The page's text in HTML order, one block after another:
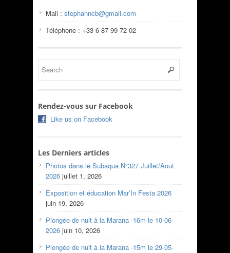
Mail : stephanncb@gmail.com
Téléphone : +33 6 87 99 72 02
Rendez-vous sur Facebook
Like us on Facebook
Les Derniers articles
Photos dans le Subaqua N°327 Juillet/Aout
2026 juillet 1, 2026
Exposition et éducation Mar’In Festa 2026
juin 19, 2026
Plongée de nuit à la Marana -16m le 10-06-
2026 juin 10, 2026
Plongée de nuit à la Marana -15m le 29-05-